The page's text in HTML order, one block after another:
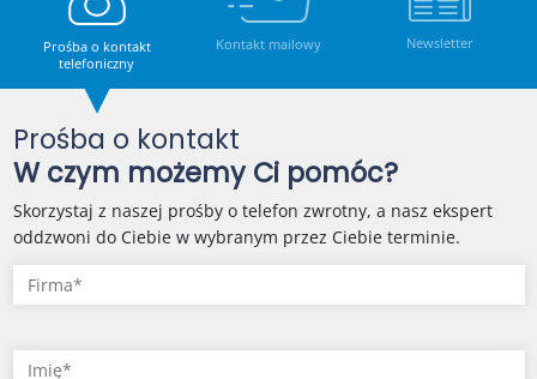
Prośba o kontakt
telefoniczny
Kontakt mailowy Newsletter
Prośba o kontakt
W czym możemy Ci pomóc?
Skorzystaj z naszej prośby o telefon zwrotny, a nasz ekspert
oddzwoni do Ciebie w wybranym przez Ciebie terminie.